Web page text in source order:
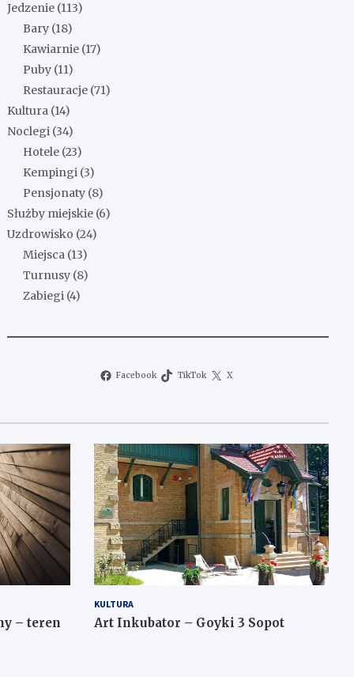
Jedzenie (113)
Bary (18)
Kawiarnie (17)
Puby (11)
Restauracje (71)
Kultura (14)
Noclegi (34)
Hotele (23)
Kempingi (3)
Pensjonaty (8)
Służby miejskie (6)
Uzdrowisko (24)
Miejsca (13)
Turnusy (8)
Zabiegi (4)
Facebook TikTok X
– teren
KULTURA
Art Inkubator – Goyki 3 Sopot